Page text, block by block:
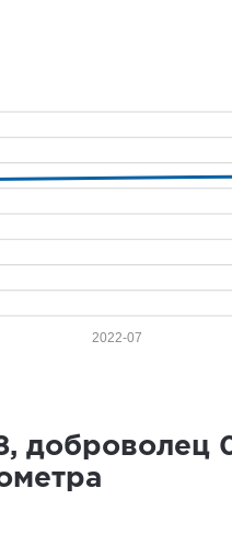
2022-07
, доброволец